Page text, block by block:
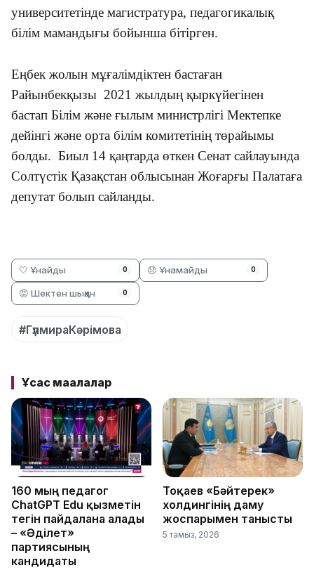
университетінде магистратура, педагогикалық
білім мамандығы бойынша бітірген.
Еңбек жолын мұғалімдіктен бастаған
Райынбекқызы 2021 жылдың қыркүйегінен
бастап Білім және ғылым министрлігі Мектепке
дейінгі және орта білім комитетінің төрайымы
болды. Биыл 14 қаңтарда өткен Сенат сайлауында
Солтүстік Қазақстан облысынан Жоғарғы Палатаға
депутат болып сайланды.
🤍 Ұнайды 0 😞 Ұнамайды 0
😡 Шектен шыққан 0
#ГүлмираКәрімова
Ұқсас мақалалар
160 мың педагог
ChatGPT Edu қызметін
тегін пайдалана алады
– «Әділет»
партиясының
кандидаты
Тоқаев «Бәйтерек»
холдингінің даму
жоспарымен танысты
5 тамыз, 2026